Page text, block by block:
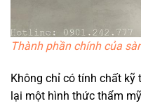
Thành phần chính của
Không chỉ có tính chất
lại một hình thức thẩm